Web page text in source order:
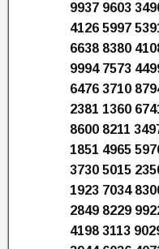
9937 9603
4126 5997
6638 8380
9994 7573
6476 3710
2381 1360
8600 8211
1851 4965
3730 5015
1923 7034
2849 8229
4198 3113